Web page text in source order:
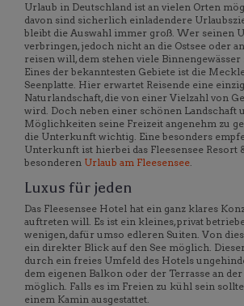
Urlaub in Deutschland ist an vielen Orten
davon sind sicherlich einladendere
bleibt die Auswahl immer groß. Wer seinen
verbringen, jedoch nicht an die Ostsee oder
reisen will, dem stehen viele
Eines der bekanntesten Gebiete ist die
Seenplatte. Hier erwartet Reisende eine
Naturlandschaft, die von einer Vielzahl von
wird. Doch neben einer schönen Landschaft
Möglichkeiten seine Freizeit angenehm zu
die Unterkunft wichtig. Eine besonders
Unterkunft ist hierbei das Fleesensee Resort
besonderen Urlaub am Fleesensee.
Luxus für jeden
Das Fleesensee Hotel hat ein ganz klares
auftreten will. Es ist ein kleines, privat
wenigen, dafür umso edleren Suiten. Von
ein direkter Blick auf den See möglich.
durch ein freies Umfeld des Hotels
dem eigenen Balkon oder der Terrasse an
möglich. Falls es im Freien zu kühl sein
einem Kamin ausgestattet.